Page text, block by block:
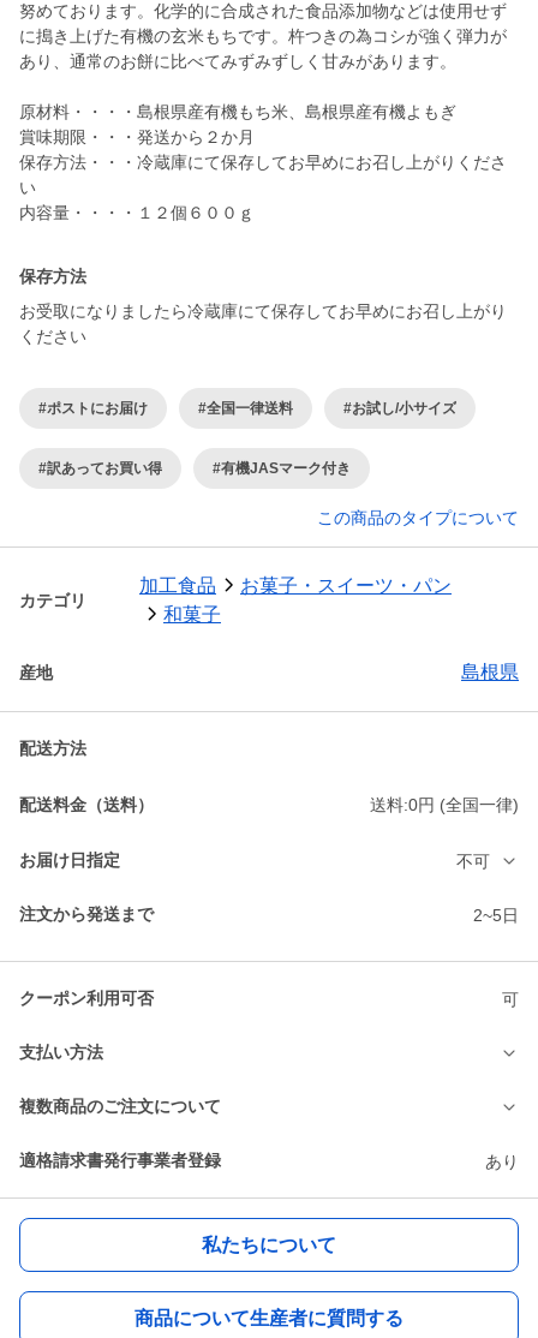
努めております。化学的に合成された食品添加物などは使用せず
に搗き上げた有機の玄米もちです。杵つきの為コシが強く弾力が
あり、通常のお餅に比べてみずみずしく甘みがあります。
原材料・・・・島根県産有機もち米、島根県産有機よもぎ
賞味期限・・・発送から２か月
保存方法・・・冷蔵庫にて保存してお早めにお召し上がりくださ
い
内容量・・・・１２個６００ｇ
保存方法
お受取になりましたら冷蔵庫にて保存してお早めにお召し上がり
ください
#ポストにお届け #全国一律送料 #お試し/小サイズ
#訳あってお買い得 #有機JASマーク付き
この商品のタイプについて
カテゴリ
加工食品
お菓子・スイーツ・パン
和菓子
産地 島根県
配送方法
配送料金（送料） 送料:0円 (全国一律)
お届け日指定 不可
注文から発送まで 2~5日
クーポン利用可否 可
支払い方法
複数商品のご注文について
適格請求書発行事業者登録 あり
私たちについて
商品について生産者に質問する